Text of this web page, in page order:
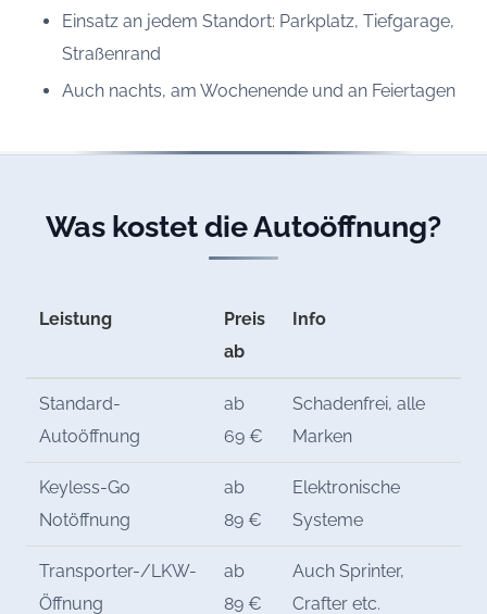
Einsatz an jedem Standort: Parkplatz, Tiefgarage,
Straßenrand
Auch nachts, am Wochenende und an Feiertagen
Was kostet die Autoöffnung?
Leistung
Preis
ab
Info
Standard-
Autoöffnung
ab
69 €
Schadenfrei, alle
Marken
Keyless-Go
Notöffnung
ab
89 €
Elektronische
Systeme
Transporter-/LKW-
Öffnung
ab
89 €
Auch Sprinter,
Crafter etc.